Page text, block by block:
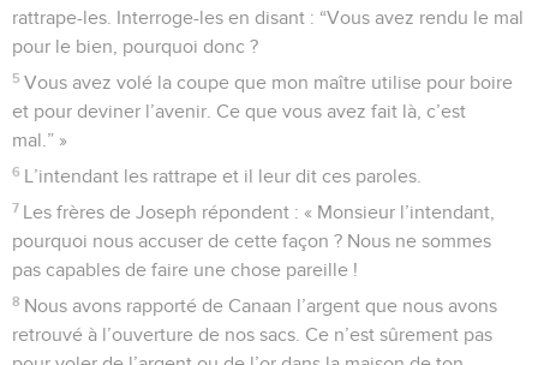
rattrape-les. Interroge-les en disant : “Vous avez rendu le mal
pour le bien, pourquoi donc ?
5 Vous avez volé la coupe que mon maître utilise pour boire
et pour deviner l’avenir. Ce que vous avez fait là, c’est
mal.” »
6 L’intendant les rattrape et il leur dit ces paroles.
7 Les frères de Joseph répondent : « Monsieur l’intendant,
pourquoi nous accuser de cette façon ? Nous ne sommes
pas capables de faire une chose pareille !
8 Nous avons rapporté de Canaan l’argent que nous avons
retrouvé à l’ouverture de nos sacs. Ce n’est sûrement pas